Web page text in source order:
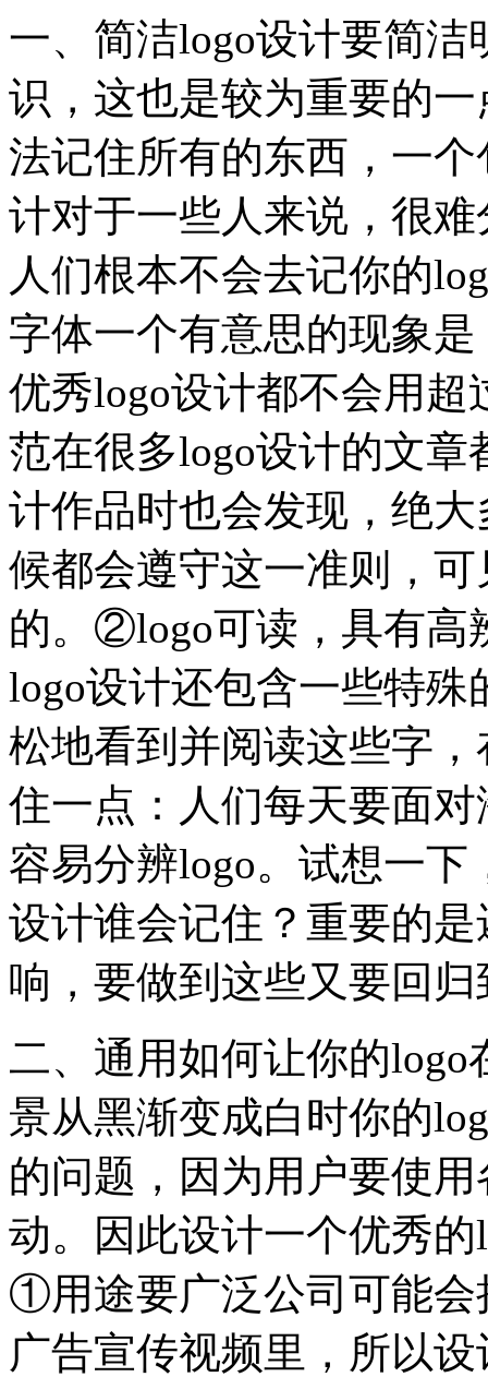
一、简洁logo设计要简
识，这也是较为重要的
法记住所有的东西，一
计对于一些人来说，很
人们根本不会去记你的
字体一个有意思的现象
优秀logo设计都不会用
范在很多logo设计的文
计作品时也会发现，绝
候都会遵守这一准则，
的。②logo可读，具有高
logo设计还包含一些特
松地看到并阅读这些字
住一点：人们每天要面
容易分辨logo。试想一
设计谁会记住？重要的
响，要做到这些又要回
二、通用如何让你的
景从黑渐变成白时你的
的问题，因为用户要使
动。因此设计一个优秀
①用途要广泛公司可能会
广告宣传视频里，所以